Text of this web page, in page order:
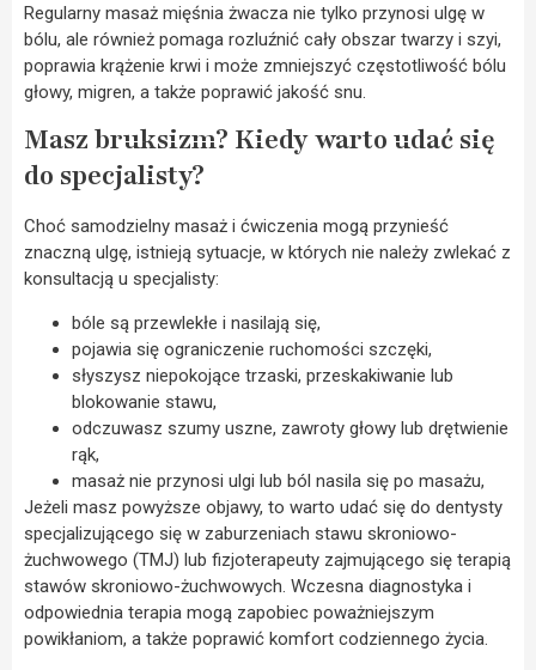
Regularny masaż mięśnia żwacza nie tylko przynosi ulgę w
bólu, ale również pomaga rozluźnić cały obszar twarzy i szyi,
poprawia krążenie krwi i może zmniejszyć częstotliwość bólu
głowy, migren, a także poprawić jakość snu.
Masz bruksizm? Kiedy warto udać się
do specjalisty?
Choć samodzielny masaż i ćwiczenia mogą przynieść
znaczną ulgę, istnieją sytuacje, w których nie należy zwlekać z
konsultacją u specjalisty:
bóle są przewlekłe i nasilają się,
pojawia się ograniczenie ruchomości szczęki,
słyszysz niepokojące trzaski, przeskakiwanie lub
blokowanie stawu,
odczuwasz szumy uszne, zawroty głowy lub drętwienie
rąk,
masaż nie przynosi ulgi lub ból nasila się po masażu,
Jeżeli masz powyższe objawy, to warto udać się do dentysty
specjalizującego się w zaburzeniach stawu skroniowo-
żuchwowego (TMJ) lub fizjoterapeuty zajmującego się terapią
stawów skroniowo-żuchwowych. Wczesna diagnostyka i
odpowiednia terapia mogą zapobiec poważniejszym
powikłaniom, a także poprawić komfort codziennego życia.